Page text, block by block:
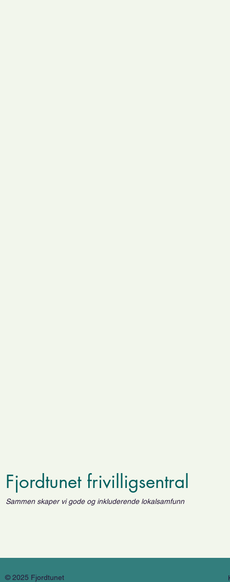
Fjordtunet frivilligsentral
Sammen skaper vi gode og inkluderende lokalsamfunn
© 2025 Fjordtunet